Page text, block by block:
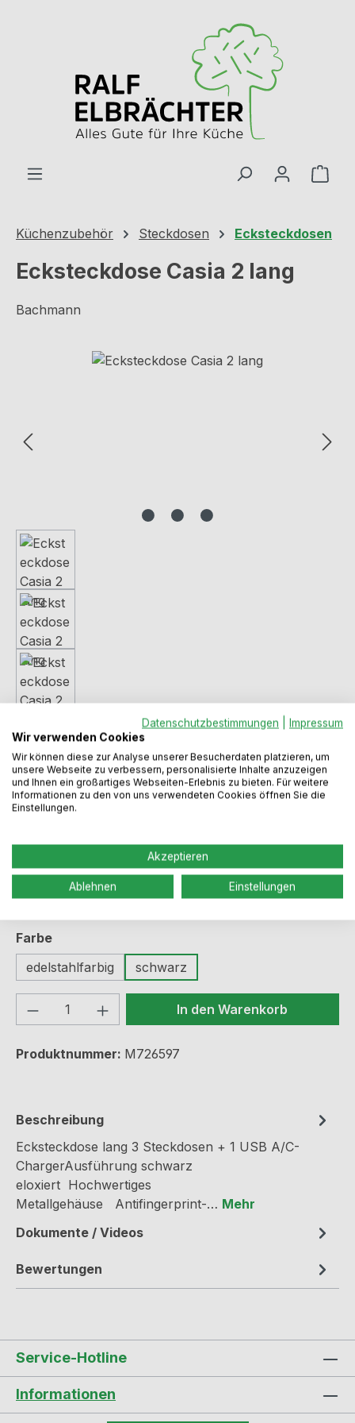
Küchenzubehör Steckdosen Ecksteckdosen
Ecksteckdose Casia 2 lang
Bachmann
Bildergalerie überspringen
Regulärer Preis:
187,49 €
Preise inkl. MwSt. zzgl. Versandkosten
Anzahl der Steckdosenauswählen
3-fach
4-fach
Farbeauswählen
edelstahlfarbig
schwarz
Produkt Anzahl: Gib denIn den Warenkorb
Produktnummer: M726597
Beschreibung
Ecksteckdose lang 3 Steckdosen + 1 USB A/C-
ChargerAusführung schwarz
eloxiert Hochwertiges
Metallgehäuse Antifingerprint-… Mehr
Dokumente / Videos
Bewertungen
Service-Hotline
Informationen
Datenschutzbestimmungen
Impressum
Wir verwenden Cookies
Wir können diese zur Analyse unserer Besucherdaten platzieren, um
unsere Webseite zu verbessern, personalisierte Inhalte anzuzeigen
und Ihnen ein großartiges Webseiten-Erlebnis zu bieten. Für weitere
Informationen zu den von uns verwendeten Cookies öffnen Sie die
Einstellungen.
Akzeptieren
Ablehnen Einstellungen